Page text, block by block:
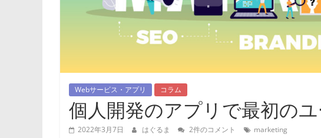
Webサービス・アプリ コラム
個人開発のアプリで最初の
2022年3月7日 はぐるま 2件のコメント marketing